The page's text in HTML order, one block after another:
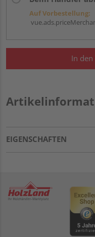
Auf Vorbestellung:
In
EIGENSCHAFTEN